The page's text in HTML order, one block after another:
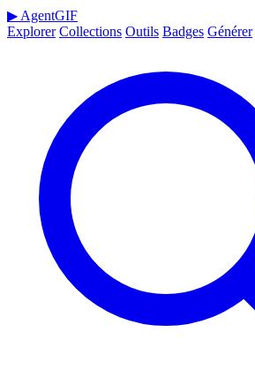
▶ AgentGIF
Explorer Collections Outils Badges Générer